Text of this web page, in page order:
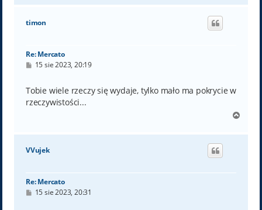
g
timon
Re: Mercato
P
t
15 sie 2023, 20:19
Tobie wiele rzeczy się wydaje, tylko mało ma pokrycie w
rzeczywistości...
g
VVujek
Re: Mercato
P15 sie 2023, 20:31